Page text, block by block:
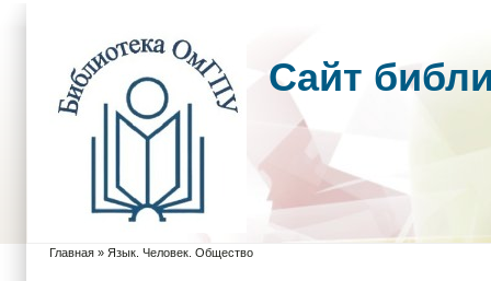
Cайт
Главная » Язык. Человек. Общество